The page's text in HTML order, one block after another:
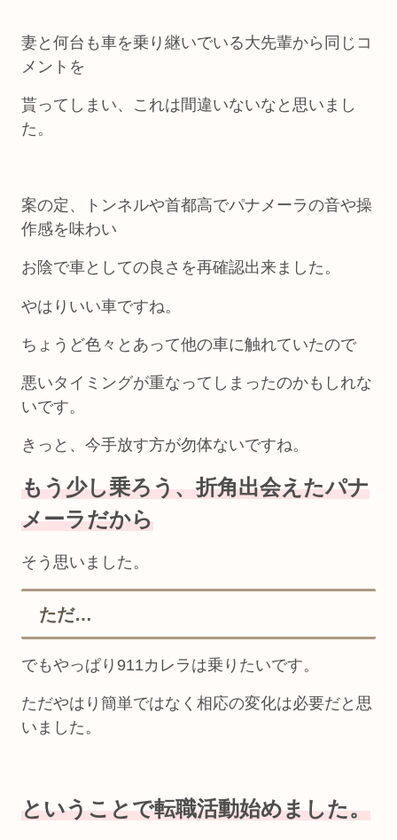
妻と何台も車を乗り継いでいる大先輩から同じコ
メントを
貰ってしまい、これは間違いないなと思いまし
た。
案の定、トンネルや首都高でパナメーラの音や操
作感を味わい
お陰で車としての良さを再確認出来ました。
やはりいい車ですね。
ちょうど色々とあって他の車に触れていたので
悪いタイミングが重なってしまったのかもしれな
いです。
きっと、今手放す方が勿体ないですね。
もう少し乗ろう、折角出会えたパナ
メーラだから
そう思いました。
ただ…
でもやっぱり911カレラは乗りたいです。
ただやはり簡単ではなく相応の変化は必要だと思
いました。
ということで転職活動始めました。